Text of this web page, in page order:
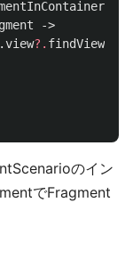
->
.view?. findViewById
のイン
でFragment